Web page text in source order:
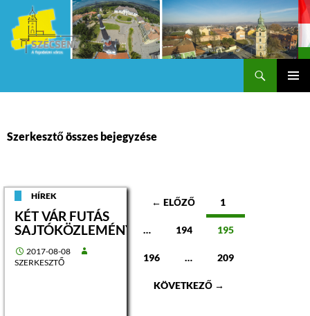
Szerkesztő összes bejegyzése
HÍREK
KÉT VÁR FUTÁS
SAJTÓKÖZLEMÉNY
2017-08-08
SZERKESZTŐ
Bejegyzések
navigációja
← ELŐZŐ 1
… 194 195
196 … 209
KÖVETKEZŐ →